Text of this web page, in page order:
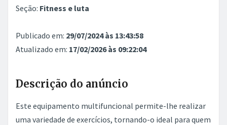
Seção: Fitness e luta
Publicado em: 29/07/2024 às 13:43:58
Atualizado em: 17/02/2026 às 09:22:04
Descrição do anúncio
Este equipamento multifuncional permite-lhe realizar
uma variedade de exercícios, tornando-o ideal para quem